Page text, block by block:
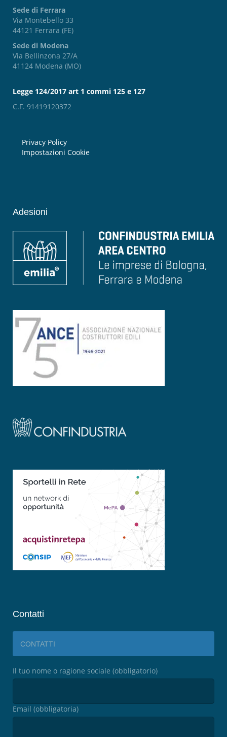
Sede di Ferrara
Via Montebello 33
44121 Ferrara (FE)
Sede di Modena
Via Bellinzona 27/A
41124 Modena (MO)
Legge 124/2017 art 1 commi 125 e 127
C.F. 91419120372
Privacy Policy
Impostazioni Cookie
Adesioni
Contatti
CONTATTI
Il tuo nome o ragione sociale (obbligatorio)
Email (obbligatoria)